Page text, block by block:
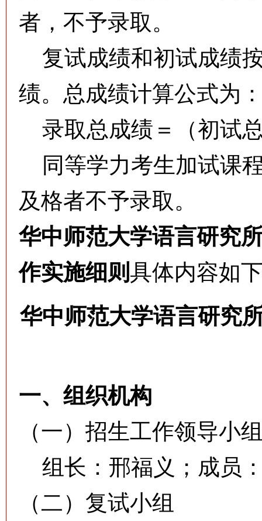
者，不予录取。
复试成绩和初试成绩
绩。总成绩计算公式为
录取总成绩＝（初试
同等学力考生加试课
及格者不予录取。
华中师范大学语言研究
作实施细则 具体内容如
华中师范大学语言研究
一、组织机构
（一）招生工作领导小
组长：邢福义；成员
（二）复试小组